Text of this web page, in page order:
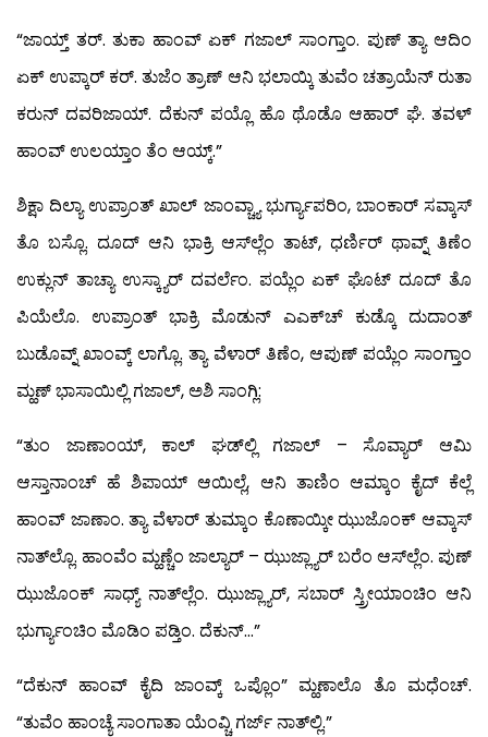
“ಜಾಯ್ತ್ ತರ್. ತುಕಾ ಹಾಂವ್ ಏಕ್ ಗಜಾಲ್ ಸಾಂಗ್ತಾಂ. ಪುಣ್ ತ್ಯಾ ಆದಿಂ
ಏಕ್ ಉಪ್ಕಾರ್ ಕರ್. ತುಜೆಂ ತ್ರಾಣ್ ಆನಿ ಭಲಾಯ್ಕಿ ತುವೆಂ ಚತ್ರಾಯೆನ್ ರುತಾ
ಕರುನ್ ದವರಿಜಾಯ್. ದೆಕುನ್ ಪಯ್ಲೊ ಹೊ ಥೊಡೊ ಆಹಾರ್ ಘೆ. ತವಳ್
ಹಾಂವ್ ಉಲಯ್ತಾಂ ತೆಂ ಆಯ್ಕ್.”
ಶಿಕ್ಷಾ ದಿಲ್ಯಾ ಉಪ್ರಾಂತ್ ಖಾಲ್ ಜಾಂವ್ಚ್ಯಾ ಭುರ್ಗ್ಯಾಪರಿಂ, ಬಾಂಕಾರ್ ಸವ್ಕಾಸ್
ತೊ ಬಸ್ಲೊ. ದೂದ್ ಆನಿ ಭಾಕ್ರಿ ಆಸ್‍ಲ್ಲೆಂ ತಾಟ್, ಧರ್ಣಿರ್ ಥಾವ್ನ್ ತಿಣೆಂ
ಉಕ್ಲುನ್ ತಾಚ್ಯಾ ಉಸ್ಕ್ಯಾರ್ ದವರ್ಲೆಂ. ಪಯ್ಲೆಂ ಏಕ್ ಘೊಟ್ ದೂದ್ ತೊ
ಪಿಯೆಲೊ. ಉಪ್ರಾಂತ್ ಭಾಕ್ರಿ ಮೊಡುನ್ ಎಎಕ್‍ಚ್ ಕುಡ್ಕೊ ದುದಾಂತ್
ಬುಡೊವ್ನ್ ಖಾಂವ್ಕ್ ಲಾಗ್ಲೊ. ತ್ಯಾ ವೆಳಾರ್ ತಿಣೆಂ, ಆಪುಣ್ ಪಯ್ಲೆಂ ಸಾಂಗ್ತಾಂ
ಮ್ಹಣ್ ಭಾಸಾಯಿಲ್ಲಿ ಗಜಾಲ್, ಅಶಿ ಸಾಂಗ್ಲಿ:
“ತುಂ ಜಾಣಾಂಯ್, ಕಾಲ್ ಘಡ್‍ಲ್ಲಿ ಗಜಾಲ್ – ಸೊವ್ಯಾರ್ ಆಮಿ
ಆಸ್ತಾನಾಂಚ್ ಹೆ ಶಿಪಾಯ್ ಆಯಿಲ್ಲೆ, ಆನಿ ತಾಣಿಂ ಆಮ್ಕಾಂ ಕೈದ್ ಕೆಲ್ಲೆ
ಹಾಂವ್ ಜಾಣಾಂ. ತ್ಯಾ ವೆಳಾರ್ ತುಮ್ಕಾಂ ಕೊಣಾಯ್ಕೀ ಝುಜೊಂಕ್ ಆವ್ಕಾಸ್
ನಾತ್‍ಲ್ಲೊ. ಹಾಂವೆಂ ಮ್ಹಣ್ಚೆಂ ಜಾಲ್ಯಾರ್ – ಝುಜ್ಲ್ಯಾರ್ ಬರೆಂ ಆಸ್‍ಲ್ಲೆಂ. ಪುಣ್
ಝುಜೊಂಕ್ ಸಾಧ್ಯ್ ನಾತ್‍ಲ್ಲೆಂ. ಝುಜ್ಲ್ಯಾರ್, ಸಬಾರ್ ಸ್ತ್ರೀಯಾಂಚಿಂ ಆನಿ
ಭುರ್ಗ್ಯಾಂಚಿಂ ಮೊಡಿಂ ಪಡ್ತಿಂ. ದೆಕುನ್…”
“ದೆಕುನ್ ಹಾಂವ್ ಕೈದಿ ಜಾಂವ್ಕ್ ಒಪ್ಲೊಂ” ಮ್ಹಣಾಲೊ ತೊ ಮಧೆಂಚ್.
“ತುವೆಂ ಹಾಂಚ್ಯೆ ಸಾಂಗಾತಾ ಯೆಂವ್ಚಿ ಗರ್ಜ್ ನಾತ್‍ಲ್ಲಿ.”